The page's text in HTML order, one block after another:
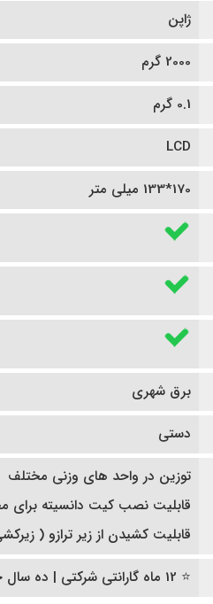
ژاپن
2000 گرم
0.1 گرم
LCD
170*133 میلی متر
برق شهری
دستی
توزین در واحد های وزنی مختلف
قابلیت نصب کیت دانسیته برای
قابلیت کشیدن از زیر ترازو (
⭐ 12 ماه گارانتی شرکتی | ده سال خدمات پس از فروش ⭐